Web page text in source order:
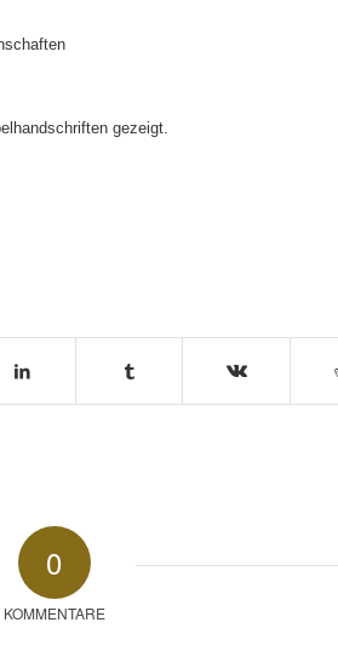
gezeigt.
0
KOMMENTARE